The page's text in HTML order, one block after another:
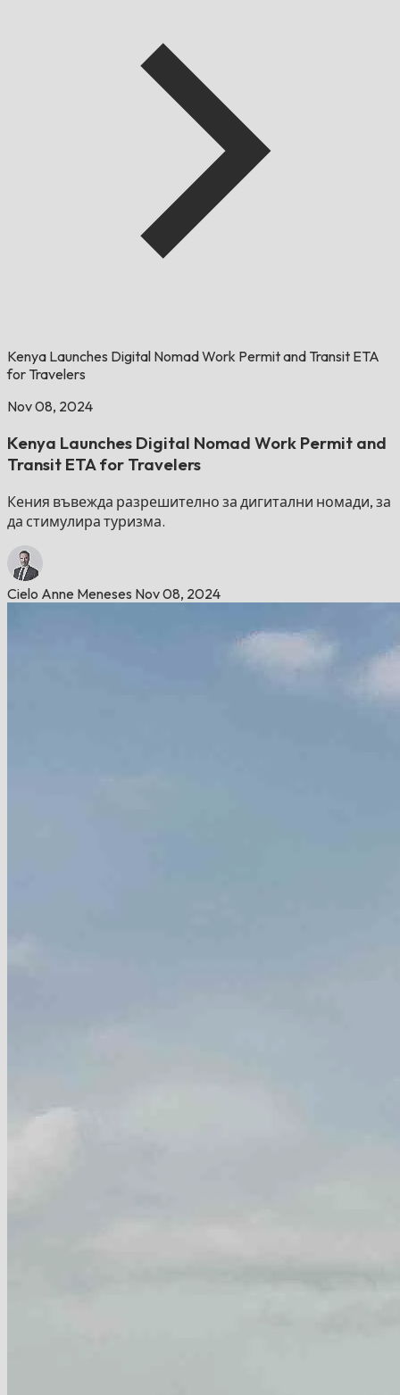
Kenya Launches Digital Nomad Work Permit and Transit ETA
for Travelers
Nov 08, 2024
Kenya Launches Digital Nomad Work Permit and
Transit ETA for Travelers
Кения въвежда разрешително за дигитални номади, за
да стимулира туризма.
Cielo Anne Meneses Nov 08, 2024